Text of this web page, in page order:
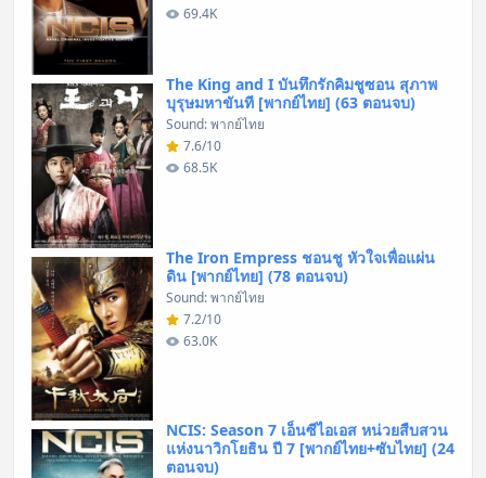
69.4K
The King and I บันทึกรักคิมชูซอน สุภาพ
บุรุษมหาขันที [พากย์ไทย] (63 ตอนจบ)
Sound: พากย์ไทย
7.6/10
68.5K
The Iron Empress ชอนชู หัวใจเพื่อแผ่น
ดิน [พากย์ไทย] (78 ตอนจบ)
Sound: พากย์ไทย
7.2/10
63.0K
NCIS: Season 7 เอ็นซีไอเอส หน่วยสืบสวน
แห่งนาวิกโยธิน ปี 7 [พากย์ไทย+ซับไทย] (24
ตอนจบ)